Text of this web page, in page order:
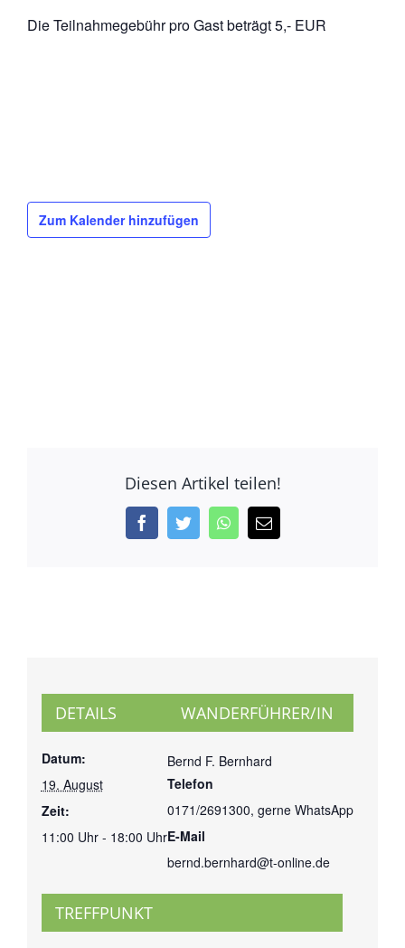
Die Teilnahmegebühr pro Gast beträgt 5,- EUR
Zum Kalender hinzufügen
Diesen Artikel teilen!
FacebookTwitterWhatsApp
E-
Mail
DETAILS
Datum:
19. August
Zeit:
11:00 Uhr - 18:00 Uhr
TREFFPUNKT
WANDERFÜHRER/IN
Bernd F. Bernhard
Telefon
0171/2691300, gerne WhatsApp
E-Mail
bernd.bernhard@t-online.de